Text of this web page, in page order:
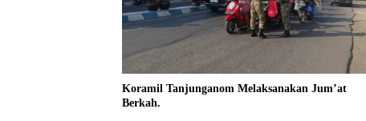
Koramil Tanjunganom Melaksanakan Jum’at
Berkah.